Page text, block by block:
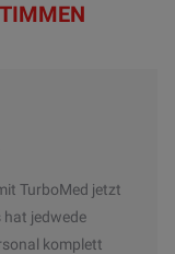
TurboMed jetzt
hat jedwede
komplett